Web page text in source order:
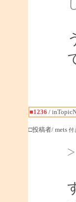
■1236 /
□投稿者/ mets 付